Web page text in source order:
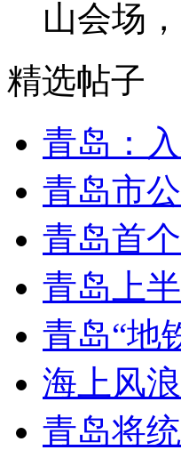
山会场
精选帖子
青岛：
青岛市
青岛首
青岛上
青岛“地
海上风
青岛将